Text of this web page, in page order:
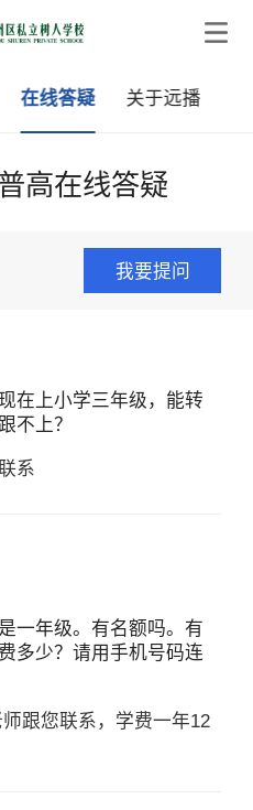
在线答疑 关于远播
高在线答疑
我要提问
在上小学三年级，能转
不上？
系
一年级。有名额吗。有
多少？请用手机号码连
跟您联系，学费一年12